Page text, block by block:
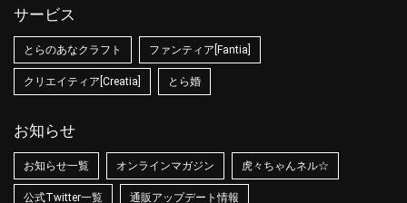
サービス
とらのあなクラフト ファンティア[Fantia]
クリエイティア[Creatia] とら婚
お知らせ
お知らせ一覧 オンラインマガジン 虎々ちゃんネル☆
公式Twitter一覧 通販アップデート情報